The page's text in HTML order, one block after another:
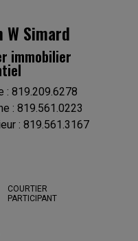
W Simard
immobilier
: 819.209.6278
: 819.561.0223
: 819.561.3167
COURTIER
PARTICIPANT